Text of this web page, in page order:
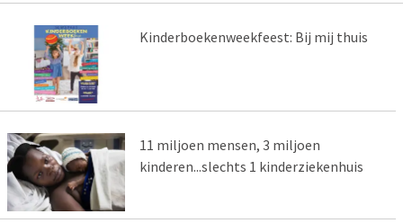
Kinderboekenweekfeest: Bij mij thuis
11 miljoen mensen, 3 miljoen
kinderen...slechts 1 kinderziekenhuis